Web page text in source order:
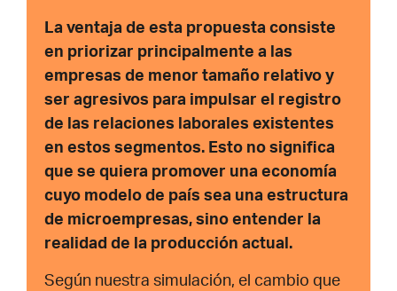
La ventaja de esta propuesta consiste
en priorizar principalmente a las
empresas de menor tamaño relativo y
ser agresivos para impulsar el registro
de las relaciones laborales existentes
en estos segmentos. Esto no significa
que se quiera promover una economía
cuyo modelo de país sea una estructura
de microempresas, sino entender la
realidad de la producción actual.
Según nuestra simulación, el cambio que